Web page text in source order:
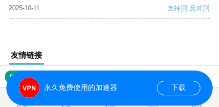
2025-10-11 支持[0] 反对[0]
友情链接
网站地图
首页 安卓 苹果 排行 推荐
永久免费使用的加速器 下载
0.017751s